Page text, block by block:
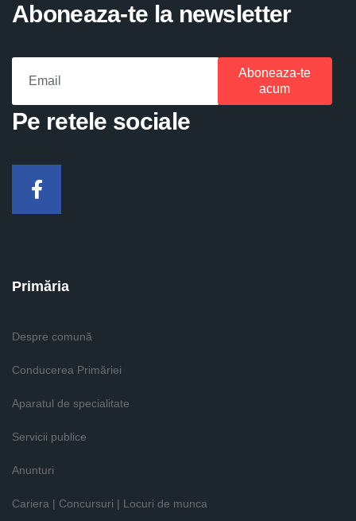
Aboneaza-te la newsletter
Aboneaza-te
acum
Pe retele sociale
Facebook
Primăria
Despre comună
Conducerea Primăriei
Aparatul de specialitate
Servicii publice
Anunturi
Cariera | Concursuri | Locuri de munca